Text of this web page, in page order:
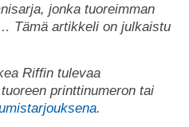
jonka tuoreimman
Tämä artikkeli on julkaistu
Riffin tulevaa
printtinumeron tai